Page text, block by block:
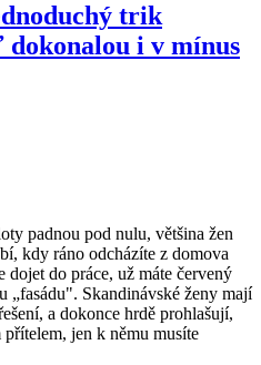
trik
i v mínus
padnou pod nulu, většina žen
kdy ráno odcházíte z domova
dojet do práce, už máte červený
„fasádu". Skandinávské ženy mají
a dokonce hrdě prohlašují,
jen k němu musíte